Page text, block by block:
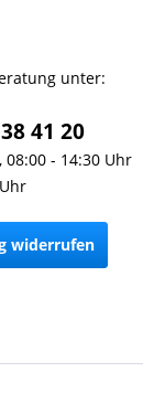
unter:
41 20
- 14:30 Uhr
widerrufen